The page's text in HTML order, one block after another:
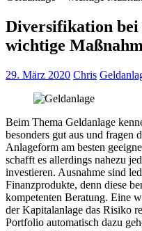
Diversifikation bei
wichtige
29. März 2020 Chris
Beim Thema Geldanlage
besonders gut aus und fragen
Anlageform am besten
schafft es allerdings nahezu
investieren. Ausnahme sind
Finanzprodukte, denn diese
kompetenten Beratung. Eine
der Kapitalanlage das Risiko
Portfolio automatisch dazu